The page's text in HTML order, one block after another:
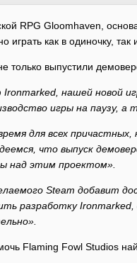
RPG Gloomhaven,
как в одиночку, так
выпустили
нашей новой
игры на паузу, а
для всех
что выпуск
над этим проектом».
Steam добавит
разработку
Flaming Fowl Studios